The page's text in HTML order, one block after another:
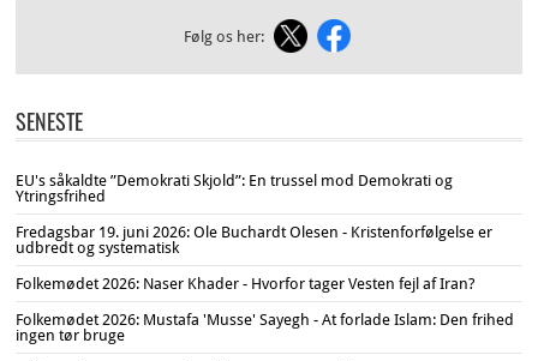
Følg os her:
SENESTE
EU's såkaldte ”Demokrati Skjold”: En trussel mod Demokrati og
Ytringsfrihed
Fredagsbar 19. juni 2026: Ole Buchardt Olesen - Kristenforfølgelse er
udbredt og systematisk
Folkemødet 2026: Naser Khader - Hvorfor tager Vesten fejl af Iran?
Folkemødet 2026: Mustafa 'Musse' Sayegh - At forlade Islam: Den frihed
ingen tør bruge